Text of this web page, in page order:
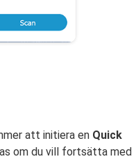
att initiera en Quick
om du vill fortsätta med